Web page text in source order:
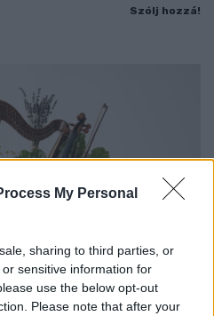
My Personal
sharing to third parties, or
sensitive information for
use the below opt-out
Please note that after your
Szólj hozzá!